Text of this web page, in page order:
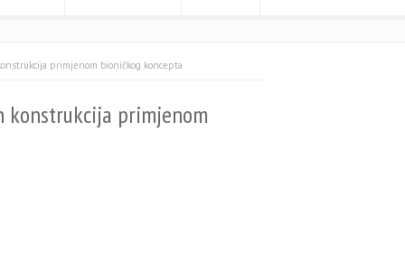
primjenom bioničkog koncepta
konstrukcija primjenom